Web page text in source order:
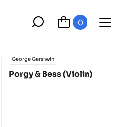
0
George Gershwin
Porgy & Bess (Violin)